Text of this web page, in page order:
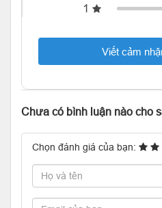
1
Viết cảm
Chưa có bình luận nào cho
Chọn đánh giá của bạn: